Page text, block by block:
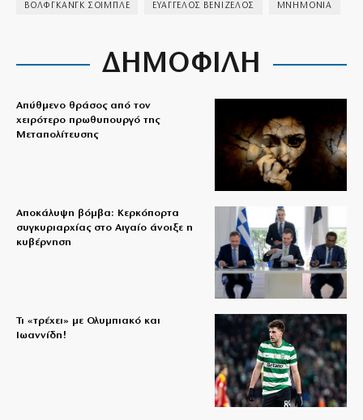
ΒΟΛΦΓΚΑΝΓΚ ΣΟΙΜΠΛΕ ΕΥΑΓΓΕΛΟΣ ΒΕΝΙΖΕΛΟΣ ΜΝΗΜΟΝΙΑ
ΔΗΜΟΦΙΛΗ
Απύθμενο θράσος από τον
χειρότερο πρωθυπουργό της
Μεταπολίτευσης
Αποκάλυψη βόμβα: Κερκόπορτα
συγκυριαρχίας στο Αιγαίο άνοιξε η
κυβέρνηση
Τι «τρέχει» με Ολυμπιακό και
Ιωαννίδη!